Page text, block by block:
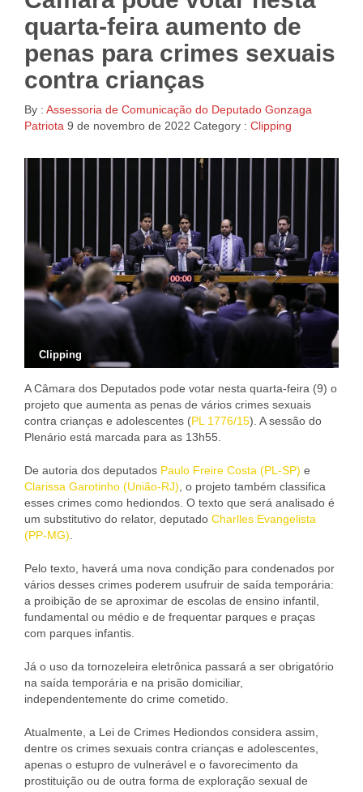
quarta-feira aumento de
penas para crimes sexuais
contra crianças
By : Assessoria de Comunicação do Deputado Gonzaga
Patriota 9 de novembro de 2022 Category : Clipping
Clipping
A Câmara dos Deputados pode votar nesta quarta-feira (9) o
projeto que aumenta as penas de vários crimes sexuais
contra crianças e adolescentes (PL 1776/15). A sessão do
Plenário está marcada para as 13h55.
De autoria dos deputados Paulo Freire Costa (PL-SP) e
Clarissa Garotinho (União-RJ) , o projeto também classifica
esses crimes como hediondos. O texto que será analisado é
um substitutivo do relator, deputado Charlles Evangelista
(PP-MG)
Pelo texto, haverá uma nova condição para condenados por
vários desses crimes poderem usufruir de saída temporária:
a proibição de se aproximar de escolas de ensino infantil,
fundamental ou médio e de frequentar parques e praças
com parques infantis.
Já o uso da tornozeleira eletrônica passará a ser obrigatório
na saída temporária e na prisão domiciliar,
independentemente do crime cometido.
Atualmente, a Lei de Crimes Hediondos considera assim,
dentre os crimes sexuais contra crianças e adolescentes,
apenas o estupro de vulnerável e o favorecimento da
prostituição ou de outra forma de exploração sexual de